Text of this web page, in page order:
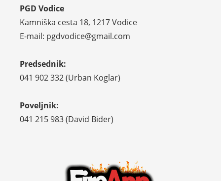
PGD Vodice
Kamniška cesta 18, 1217 Vodice
E-mail: pgdvodice@gmail.com
Predsednik:
041 902 332 (Urban Koglar)
Poveljnik:
041 215 983 (David Bider)